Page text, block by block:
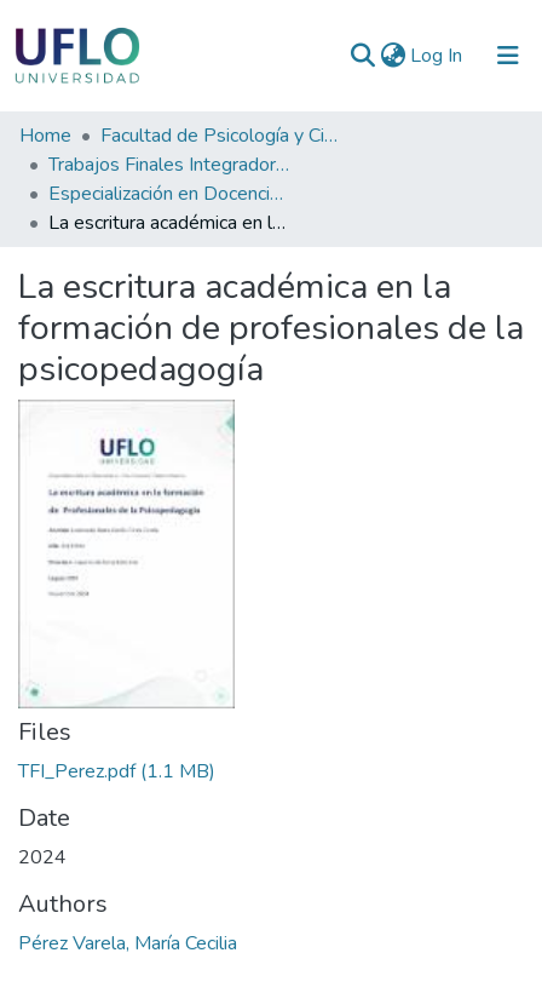
Log In (current)
Communities
&
Collections
Statistics
Home
Facultad de Psicología y Ciencias Sociales
Trabajos Finales Integradores (TFI) de Especialización
Especialización en Docencia en Instituciones Universitarias
La escritura académica en la formación de profesionales de la psicopedagogía
La escritura académica en la
formación de profesionales de la
psicopedagogía
Files
TFI_Perez.pdf(1.1 MB)
Date
2024
Authors
Pérez Varela, María Cecilia